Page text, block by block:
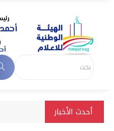
أحدث الأخبار